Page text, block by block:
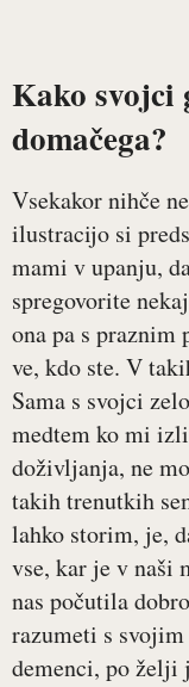
Kako svojci
domačega?
Vsekakor nihče
ilustracijo si
mami v upanju,
spregovorite
ona pa s praznim
ve, kdo ste. V
Sama s svojci
medtem ko mi
doživljanja, ne
takih trenutkih
lahko storim, je,
vse, kar je v naši
nas počutila
razumeti s
demenci, po